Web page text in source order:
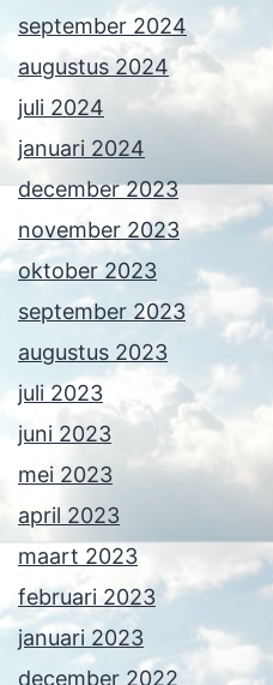
september 2024
augustus 2024
juli 2024
januari 2024
december 2023
november 2023
oktober 2023
september 2023
augustus 2023
juli 2023
juni 2023
mei 2023
april 2023
maart 2023
februari 2023
januari 2023
december 2022